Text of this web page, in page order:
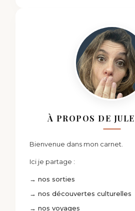
À PROPOS DE
Bienvenue dans mon carnet.
Ici je partage :
→ nos sorties
→ nos découvertes culturelles
→ nos voyages